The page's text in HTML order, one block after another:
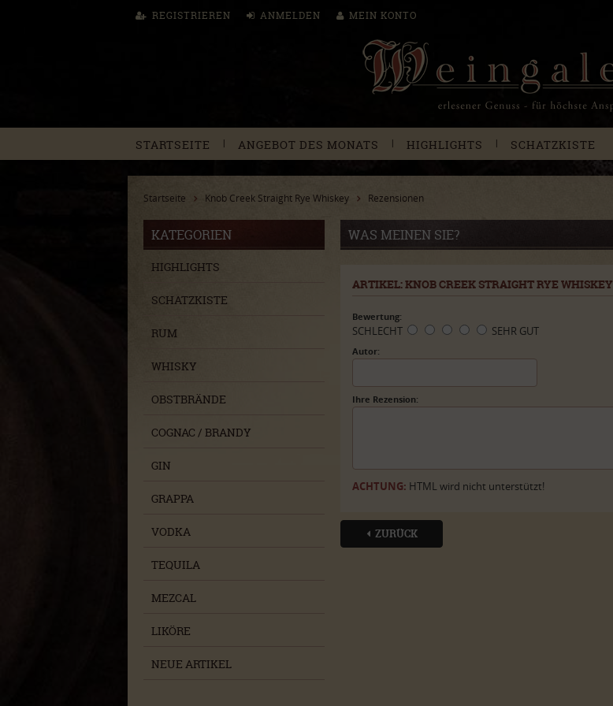
REGISTRIEREN ANMELDEN MEIN KONTO
STARTSEITE | ANGEBOT DES MONATS | HIGHLIGHTS | SCHATZKISTE
Startseite Knob Creek Straight Rye Whiskey Rezensionen
WAS MEINEN SIE?
ARTIKEL: KNOB CREEK STRAIGHT RYE WHISKEY
Bewertung:
SCHLECHT SEHR GUT
Autor:
Ihre Rezension:
ACHTUNG: HTML wird nicht unterstützt!
ZURÜCK
KATEGORIEN
HIGHLIGHTS
SCHATZKISTE
RUM
WHISKY
OBSTBRÄNDE
COGNAC / BRANDY
GIN
GRAPPA
VODKA
TEQUILA
MEZCAL
LIKÖRE
NEUE ARTIKEL